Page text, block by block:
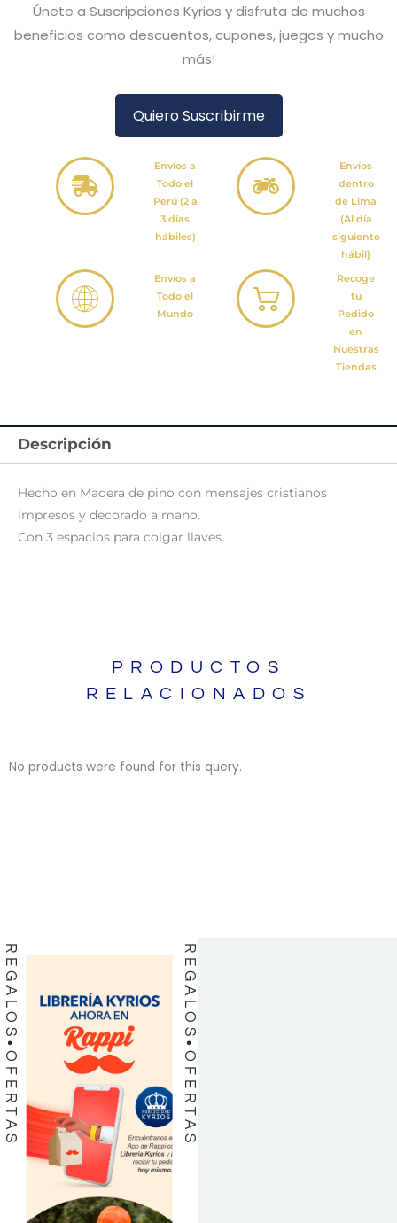
Únete a Suscripciones Kyrios y disfruta de muchos
beneficios como descuentos, cupones, juegos y mucho
más!
Quiero Suscribirme
Envíos a
Todo el
Perú (2 a
3 días
hábiles)
Envíos
dentro
de Lima
(Al día
siguiente
hábil)
Envíos a
Todo el
Mundo
Recoge
tu
Pedido
en
Nuestras
Tiendas
Descripción
Hecho en Madera de pino con mensajes cristianos
impresos y decorado a mano.
Con 3 espacios para colgar llaves.
PRODUCTOS
RELACIONADOS
No products were found for this query.
REGALOS
OFERTAS
REGALOS
OFERTAS